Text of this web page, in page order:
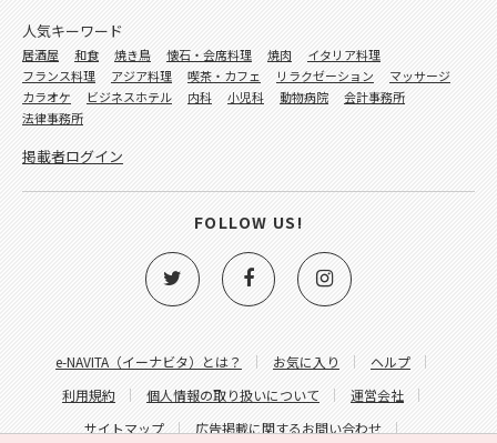
e-NAVITA（イーナビタ）とは？ お気に入り
ヘルプ
利用規約
個人情報の取り扱いについて
運営会社
サイトマップ
広告掲載に関するお問い合わせ
人気キーワード
居酒屋 和食 焼き鳥 懐石・会席料理 焼肉
イタリア料理
フランス料理
アジア料理 喫茶・カフェ リラクゼーション
マッサージ
カラオケ
ビジネスホテル 内科 小児科 動物病院
会計事務所
法律事務所
掲載者ログイン
FOLLOW US!